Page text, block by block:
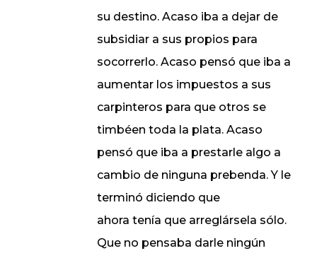
su destino. Acaso iba a dejar de
subsidiar a sus propios para
socorrerlo. Acaso pensó que iba a
aumentar los impuestos a sus
carpinteros para que otros se
timbéen toda la plata. Acaso
pensó que iba a prestarle algo a
cambio de ninguna prebenda. Y le
terminó diciendo que
ahora tenía que arreglársela sólo.
Que no pensaba darle ningún